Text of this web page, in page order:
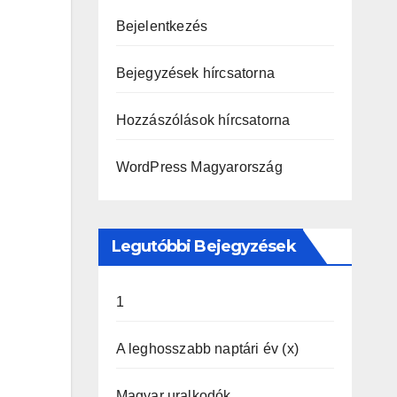
Bejelentkezés
Bejegyzések hírcsatorna
Hozzászólások hírcsatorna
WordPress Magyarország
Legutóbbi Bejegyzések
1
A leghosszabb naptári év (x)